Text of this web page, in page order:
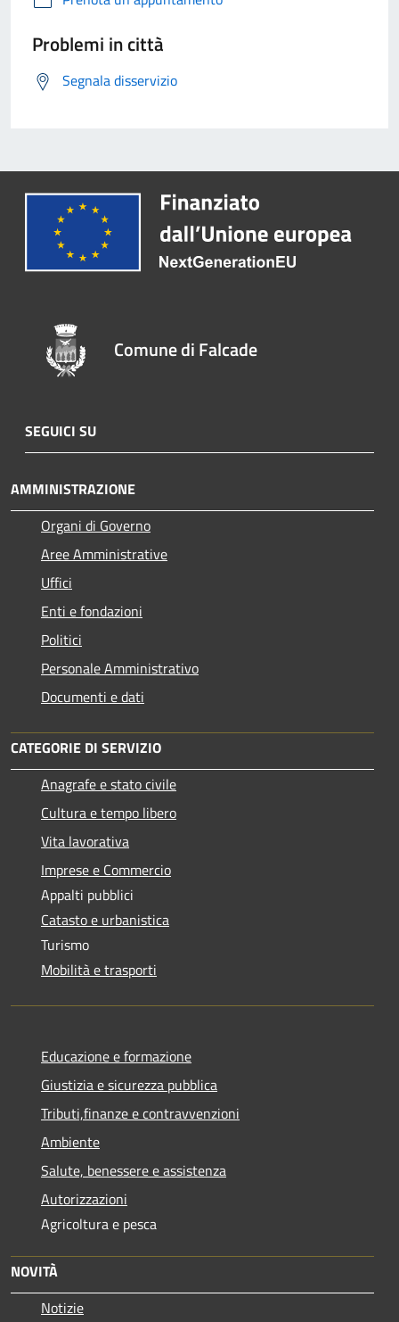
Problemi in città
Segnala disservizio
Comune di Falcade
SEGUICI SU
AMMINISTRAZIONE
Organi di Governo
Aree Amministrative
Uffici
Enti e fondazioni
Politici
Personale Amministrativo
Documenti e dati
CATEGORIE DI SERVIZIO
Anagrafe e stato civile
Cultura e tempo libero
Vita lavorativa
Imprese e Commercio
Appalti pubblici
Catasto e urbanistica
Turismo
Mobilità e trasporti
Educazione e formazione
Giustizia e sicurezza pubblica
Tributi,finanze e contravvenzioni
Ambiente
Salute, benessere e assistenza
Autorizzazioni
Agricoltura e pesca
NOVITÀ
Notizie